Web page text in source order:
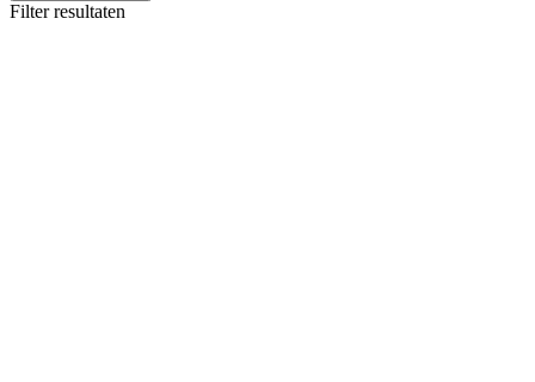
Filter resultaten